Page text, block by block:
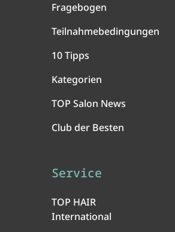
Fragebogen
Teilnahmebedingungen
10 Tipps
Kategorien
TOP Salon News
Club der Besten
Service
TOP HAIR
International